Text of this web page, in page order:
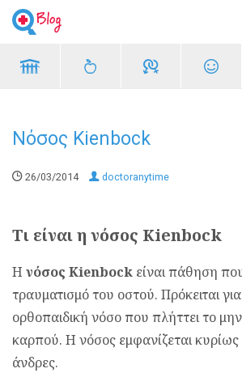
Νόσος Kienbock
26/03/2014 doctoranytime
Τι είναι η νόσος Kienbock
Η νόσος Kienbock είναι πάθηση
τραυματισμό του οστού. Πρόκειται
ορθοπαιδική νόσο που πλήττει το
καρπού. Η νόσος εμφανίζεται
άνδρες.